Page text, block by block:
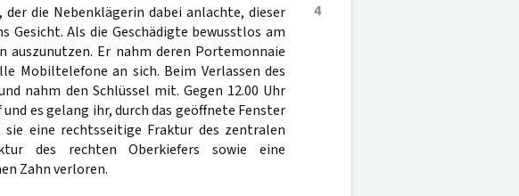
4
die Nebenklägerin dabei anlachte, dieser
Gesicht. Als die Geschädigte bewusstlos am
auszunutzen. Er nahm deren Portemonnaie
Mobiltelefone an sich. Beim Verlassen des
nahm den Schlüssel mit. Gegen 12.00 Uhr
es gelang ihr, durch das geöffnete Fenster
eine rechtsseitige Fraktur des zentralen
des rechten Oberkiefers sowie eine
Zahn verloren.